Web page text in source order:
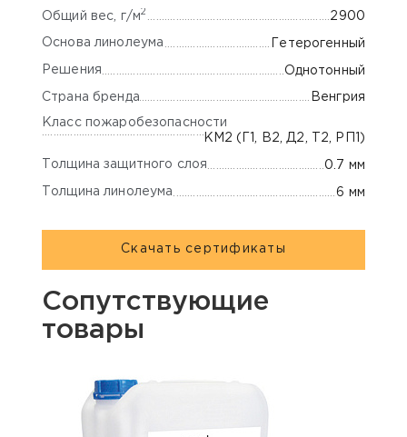
Общий вес, г/м2 2900
Основа линолеума Гетерогенный
Решения Однотонный
Страна бренда Венгрия
Класс пожаробезопасности
КМ2 (Г1, В2, Д2, Т2, РП1)
Толщина защитного слоя 0.7 мм
Толщина линолеума 6 мм
Скачать сертификаты
Сопутствующие
товары